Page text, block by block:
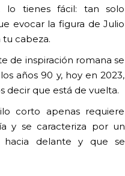
lo tienes fácil: tan solo
evocar la figura de Julio
tu cabeza.
de inspiración romana se
años 90 y, hoy en 2023,
decir que está de vuelta.
corto apenas requiere
y se caracteriza por un
delante y que se